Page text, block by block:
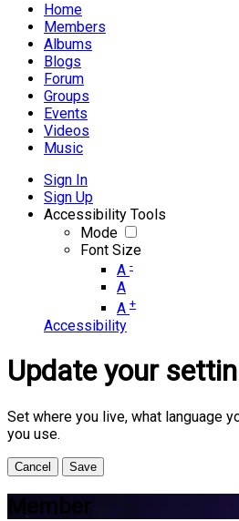
Home
Members
Albums
Blogs
Forum
Groups
Events
Videos
Music
Sign In
Sign Up
Accessibility Tools
Mode
Font Size
A -
A
A +
Accessibility
Update your
Set where you live, what language
you use.
Cancel Save
Member